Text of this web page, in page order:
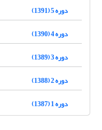
دوره 5 (1391)
دوره 4 (1390)
دوره 3 (1389)
دوره 2 (1388)
دوره 1 (1387)